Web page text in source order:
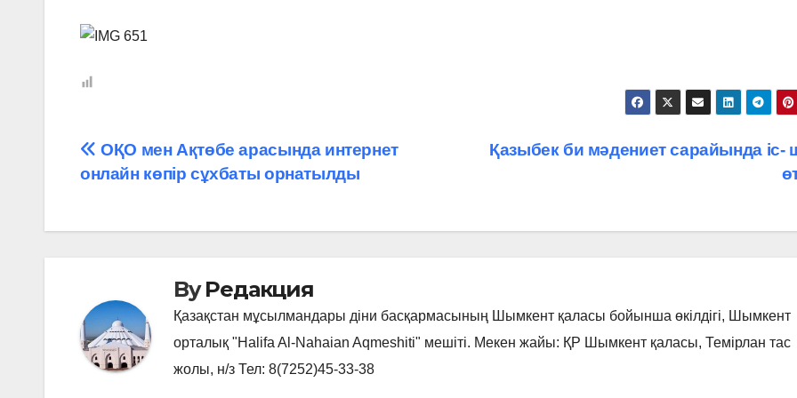
Навигация
записям
Қазыбек би мәдениет сарайында іс-
ОҚО мен Ақтөбе арасында интернет
онлайн көпір сұхбаты орнатылды
ByРедакция
Қазақстан мұсылмандары діни басқармасының Шымкент қаласы бойынша өкілдігі, Шымкент
орталық "Halifa Al-Nahaian Aqmeshiti" мешіті. Мекен жайы: ҚР Шымкент қаласы, Темірлан тас
жолы, н/з Тел: 8(7252)45-33-38